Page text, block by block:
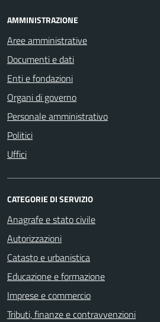
AMMINISTRAZIONE
Aree amministrative
Documenti e dati
Enti e fondazioni
Organi di governo
Personale amministrativo
Politici
Uffici
CATEGORIE DI SERVIZIO
Anagrafe e stato civile
Autorizzazioni
Catasto e urbanistica
Educazione e formazione
Imprese e commercio
Tributi, finanze e contravvenzioni